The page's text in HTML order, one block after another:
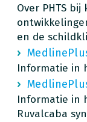
Over PHTS
en de
Informatie in
Informatie in
Ruvalcaba